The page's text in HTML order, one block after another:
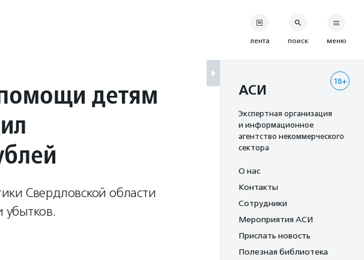
детям
Свердловской области
убытков.
лента поиск меню
18+
АСИ
Экспертная организация
и информационное
агентство некоммерческого
сектора
О нас
Контакты
Сотрудники
Мероприятия АСИ
Прислать новость
Полезная библиотека